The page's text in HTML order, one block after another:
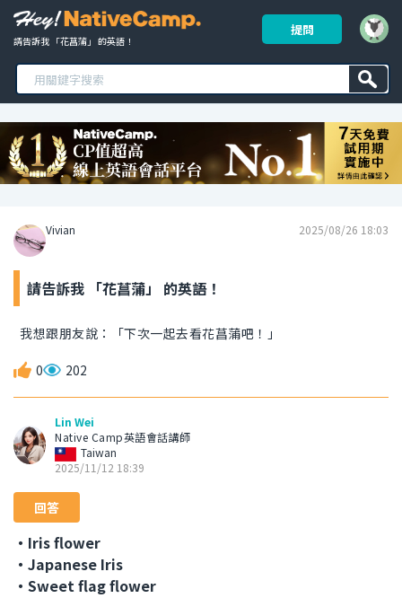
請告訴我 「花菖蒲」 的英語！
提問
Vivian 2025/08/26 18:03
請告訴我 「花菖蒲」 的英語！
我想跟朋友說：「下次一起去看花菖蒲吧！」
0 202
Lin Wei
Native Camp英語會話講師
Taiwan
2025/11/12 18:39
回答
・Iris flower
・Japanese Iris
・Sweet flag flower